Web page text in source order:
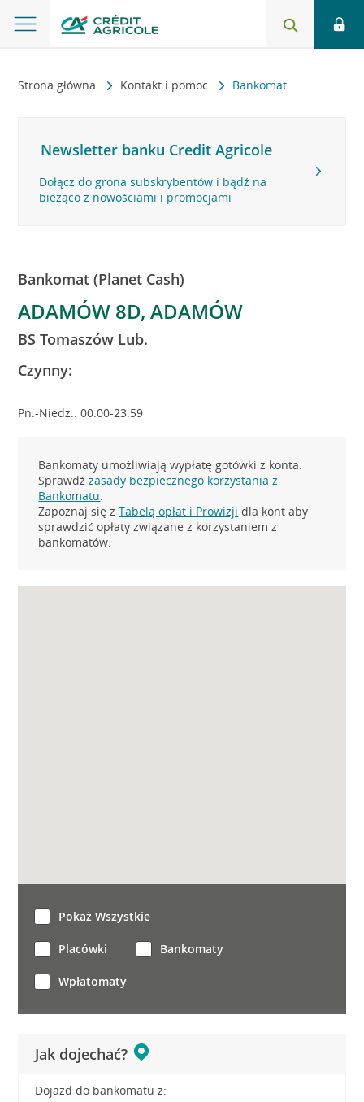
Strona główna Kontakt i pomoc Bankomat
Newsletter banku Credit Agricole
Dołącz do grona subskrybentów i bądź na
bieżąco z nowościami i promocjami
Bankomat (Planet Cash)
ADAMÓW 8D, ADAMÓW
BS Tomaszów Lub.
Czynny:
Pn.-Niedz.: 00:00-23:59
Bankomaty umożliwiają wypłatę gotówki z konta.
Sprawdźzasady bezpiecznego korzystania z
Bankomatu.
Zapoznaj się zTabelą opłat i Prowizji dla kont aby
sprawdzić opłaty związane z korzystaniem z
bankomatów.
Jak dojechać?
Dojazd do bankomatu z:
Pokaż Wszystkie
Placówki Bankomaty
Wpłatomaty